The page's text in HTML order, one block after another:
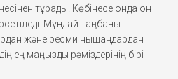
тұрады. Көбінесе онда он
Мұндай таңбаны
және ресми нышандардан
ең маңызды рәміздерінің бірі